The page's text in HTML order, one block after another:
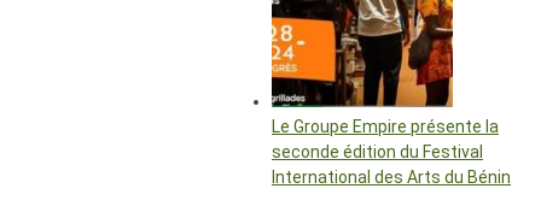
Le Groupe Empire présente la
seconde édition du Festival
International des Arts du Bénin